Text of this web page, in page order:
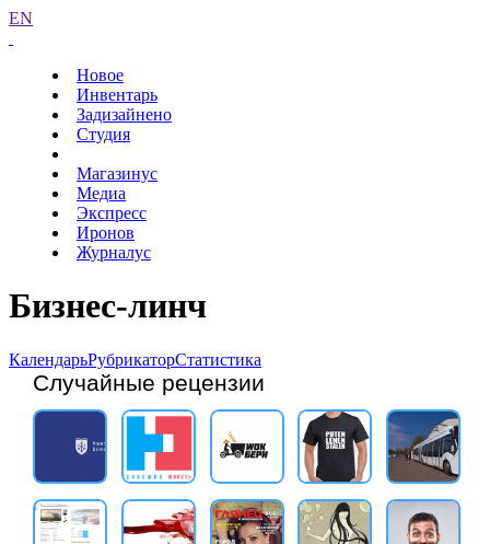
EN
Новое
Инвентарь
Задизайнено
Студия
Магазинус
Медиа
Экспресс
Иронов
Журналус
Бизнес-линч
КалендарьРубрикаторСтатистика
Случайные рецензии